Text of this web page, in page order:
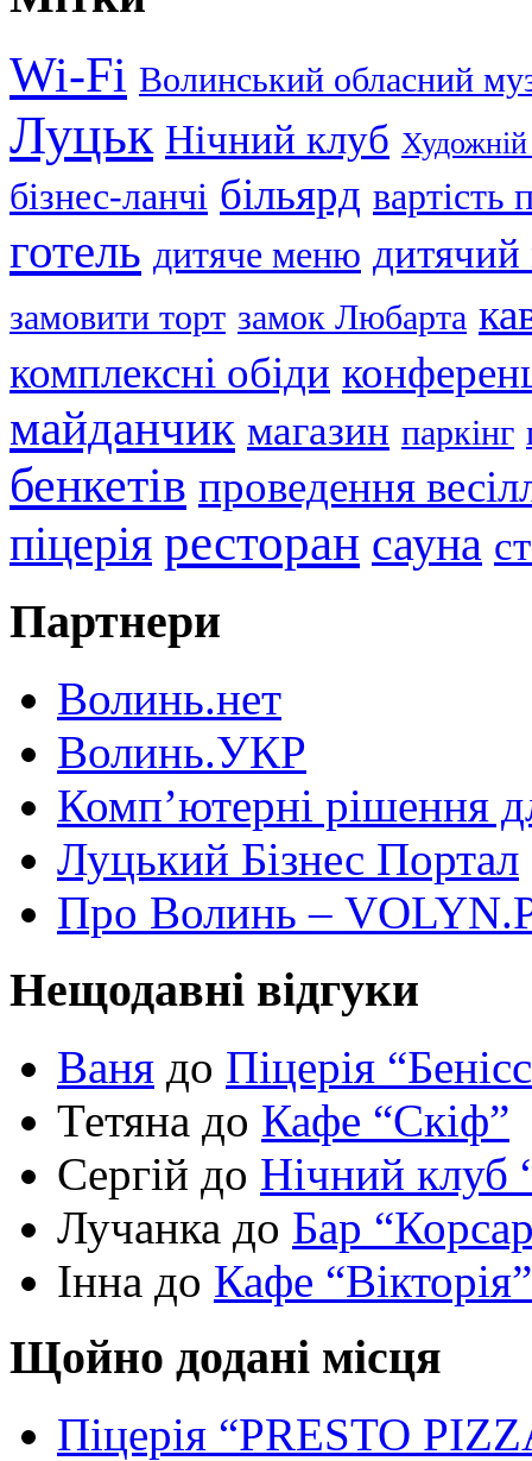
Wi-Fi Волинський обласний
Луцьк Нічний клуб
бізнес-ланчі більярд вартість
готель дитяче меню
замовити торт замок Любарта
комплексні обіди
майданчик магазин паркінг
бенкетів проведення
піцерія ресторан сауна
Партнери
Волинь.нет
Волинь.УКР
Комп’ютерні рішення
Луцький Бізнес Портал
Про Волинь –
Нещодавні відгуки
Ваня до Піцерія
Тетяна до Кафе “Скіф”
Сергій до Нічний клуб
Лучанка до Бар
Інна до Кафе “Вікторія”
Щойно додані місця
Піцерія “PRESTO